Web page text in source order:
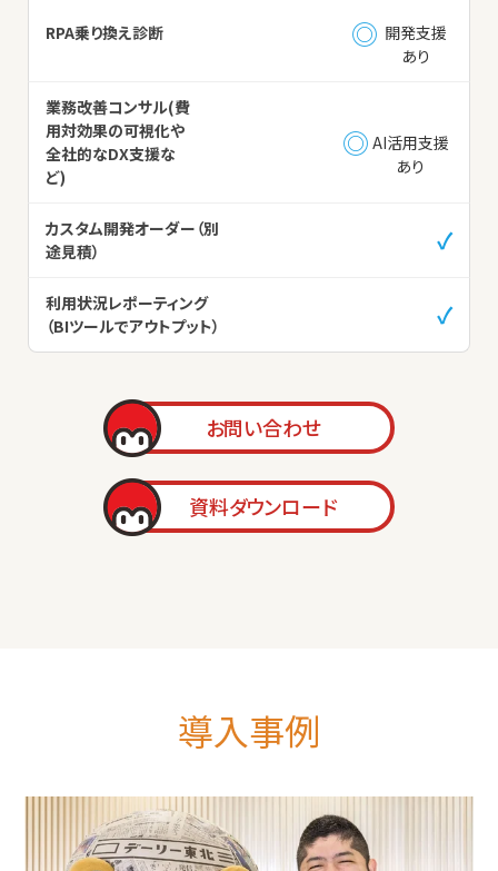
RPA乗り換え診断 ◎ 開発支援
あり
業務改善コンサル(費
用対効果の可視化や
全社的なDX支援な
ど)
◎ AI活用支援
あり
カスタム開発オーダー（別
途見積）
✓
利用状況レポーティング
（BIツールでアウトプット）
✓
お問い合わせ
資料ダウンロード
導入事例